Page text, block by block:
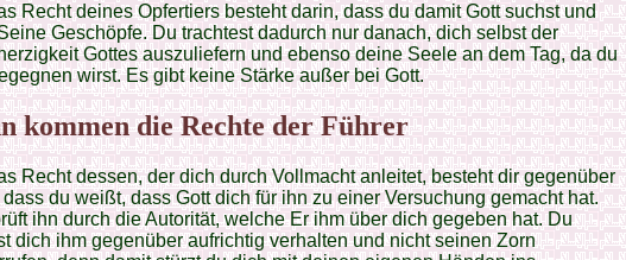
Recht deines Opfertiers besteht darin, dass du damit Gott suchst und
Geschöpfe. Du trachtest dadurch nur danach, dich selbst der
Gottes auszuliefern und ebenso deine Seele an dem Tag, da du
wirst. Es gibt keine Stärke außer bei Gott.
kommen die Rechte der Führer
Recht dessen, der dich durch Vollmacht anleitet, besteht dir gegenüber
du weißt, dass Gott dich für ihn zu einer Versuchung gemacht hat.
ihn durch die Autorität, welche Er ihm über dich gegeben hat. Du
dich ihm gegenüber aufrichtig verhalten und nicht seinen Zorn